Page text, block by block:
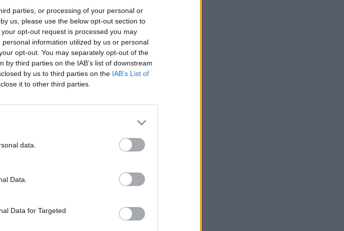
parties, or processing of your personal or
us, please use the below opt-out section to
opt-out request is processed you may
information utilized by us or personal
opt-out. You may separately opt-out of the
third parties on the IAB’s list of downstream
by us to third parties on the IAB’s List of
it to other third parties.
data.
Data.
Data for Targeted